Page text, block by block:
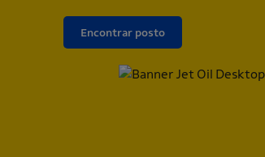
Encontrar posto